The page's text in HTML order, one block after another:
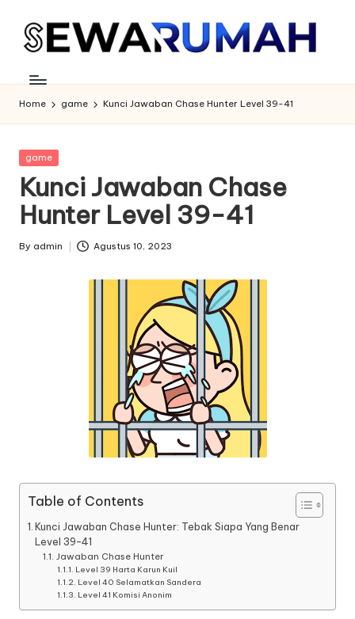
Home game Kunci Jawaban Chase Hunter Level 39-41
Posted
game
Kunci Jawaban Chase
Hunter Level 39-41
Posted
By admin Agustus 10, 2023
Table of Contents
Kunci Jawaban Chase Hunter: Tebak Siapa Yang Benar
Level 39-41
Jawaban Chase Hunter
Level 39 Harta Karun Kuil
Level 40 Selamatkan Sandera
Level 41 Komisi Anonim